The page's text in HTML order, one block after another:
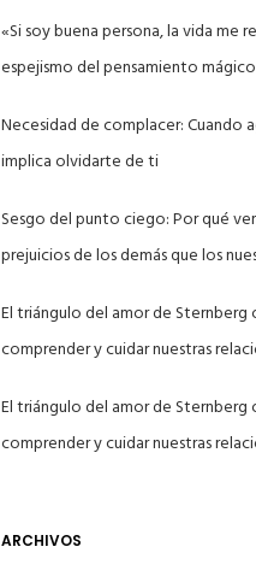
«Si soy buena persona, la vida me
espejismo del pensamiento mágico
Necesidad de complacer: Cuando
implica olvidarte de ti
Sesgo del punto ciego: Por qué
prejuicios de los demás que los
El triángulo del amor de Sternberg
comprender y cuidar nuestras
El triángulo del amor de Sternberg
comprender y cuidar nuestras
ARCHIVOS